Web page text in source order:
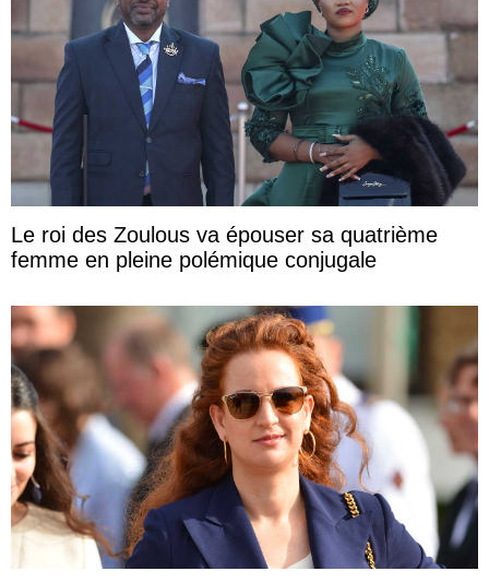
Le roi des Zoulous va épouser sa quatrième
femme en pleine polémique conjugale